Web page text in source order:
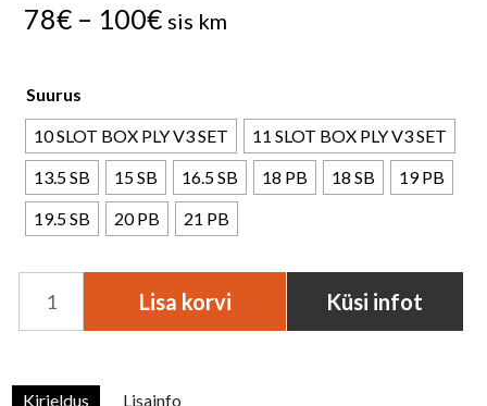
78€ – 100€P
c
n
g
sis km
Suurus
10 SLOT BOX PLY V3 SET
11 SLOT BOX PLY V3 SET
13.5 SB
15 SB 16.5 SB 18 PB 18 SB
19 PB
19.5 SB
20 PB 21 PB
RRD
PB
Lisa korvi Küsi infot
Kirjeldus Lisainfo